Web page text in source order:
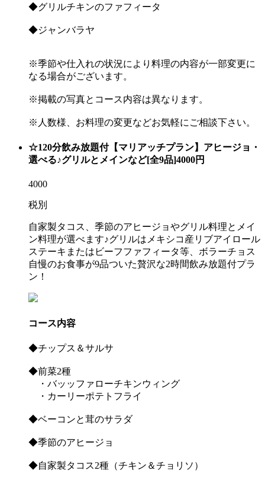
◆グリルチキンのファフィータ
◆ジャンバラヤ
※季節や仕入れの状況により料理の内容が一部変更に
なる場合がございます。
※掲載の写真とコース内容は異なります。
※人数様、お料理の変更などお気軽にご相談下さい。
☆120分飲み放題付【マリアッチプラン】アヒージョ・
選べる♪グリルとメインなど[全9品]4000円
4000
税別
自家製タコス、季節のアヒージョやグリル料理とメイ
ン料理が選べます♪グリルはメキシコ産リブアイロール
ステーキまたはビーフファフィータ等、ボラーチョス
自慢のお食事が9品ついた贅沢な2時間飲み放題付プラ
ン！
コース内容
◆チップス＆サルサ
◆前菜2種
・バッッファローチキンウィング
・カーリーポテトフライ
◆ベーコンと茸のサラダ
◆季節のアヒージョ
◆自家製タコス2種（チキン＆チョリソ）